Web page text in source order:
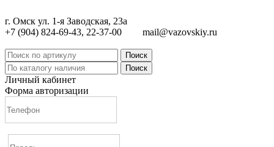
г. Омск ул. 1-я Заводская, 23а
+7 (904) 824-69-43, 22-37-00
mail@vazovskiy.ru
Поиск
Поиск
Личный кабинет
Форма авторизации